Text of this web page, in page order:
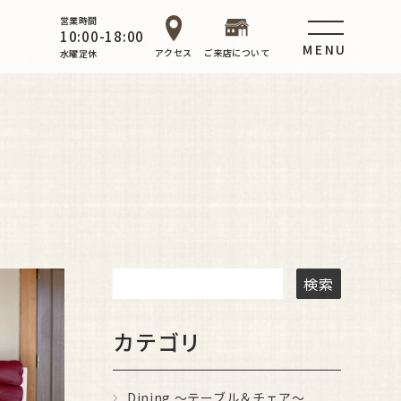
営業時間
10:00-18:00
水曜定休 アクセス ご来店について MENU
カテゴリ
Dining ～テーブル＆チェア～